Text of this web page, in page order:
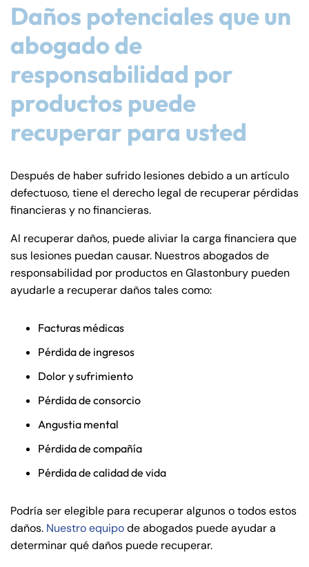
Daños potenciales que un
abogado de
responsabilidad por
productos puede
recuperar para usted
Después de haber sufrido lesiones debido a un artículo
defectuoso, tiene el derecho legal de recuperar pérdidas
financieras y no financieras.
Al recuperar daños, puede aliviar la carga financiera que
sus lesiones puedan causar. Nuestros abogados de
responsabilidad por productos en Glastonbury pueden
ayudarle a recuperar daños tales como:
Facturas médicas
Pérdida de ingresos
Dolor y sufrimiento
Pérdida de consorcio
Angustia mental
Pérdida de compañía
Pérdida de calidad de vida
Podría ser elegible para recuperar algunos o todos estos
daños. Nuestro equipode abogados puede ayudar a
determinar qué daños puede recuperar.